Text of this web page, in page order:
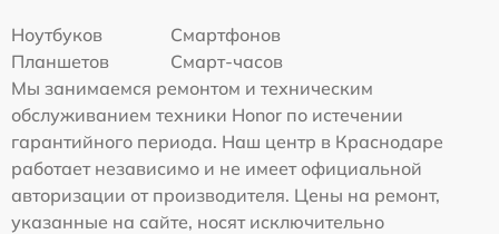
Ноутбуков
Смартфонов
Планшетов
Смарт-часов
Мы занимаемся ремонтом и техническим
обслуживанием техники Honor по истечении
гарантийного периода. Наш центр в Краснодаре
работает независимо и не имеет официальной
авторизации от производителя. Цены на ремонт,
указанные на сайте, носят исключительно